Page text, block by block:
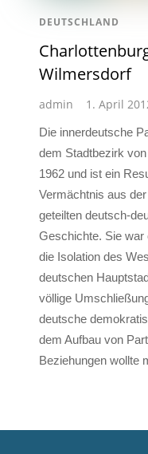
DEUTSCHLAND
Wilmersdorf
admin 1. April
Die innerdeutsche
dem Stadtbezirk
1962 und ist ein
Vermächtnis aus
geteilten deutsch-
Geschichte. Sie war
die Isolation des
deutschen
völlige
deutsche
dem Aufbau von
Beziehungen wollte